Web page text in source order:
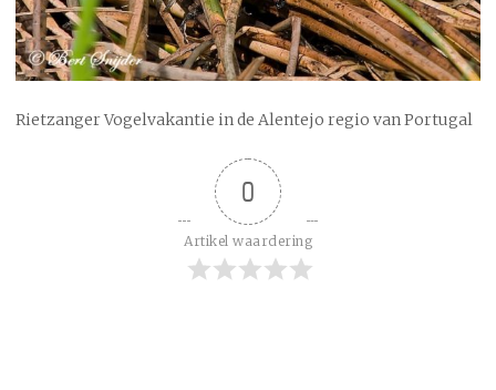
Rietzanger Vogelvakantie in de Alentejo regio van Portugal
0
Artikel waardering